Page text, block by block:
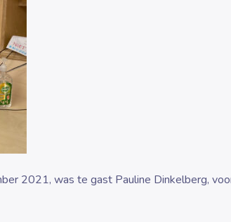
2021, was te gast Pauline Dinkelberg,